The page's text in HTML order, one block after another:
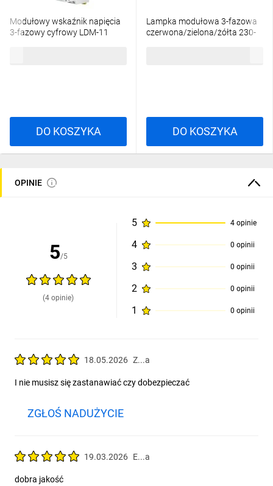
Modułowy wskaźnik napięcia
3-fazowy cyfrowy LDM-11
DO KOSZYKA
Lampka modułowa 3-fazowa
czerwona/zielona/żółta 230-
DO KOSZYKA
OPINIE
5/5
(4 opinie)
5 4 opinie
4 0 opinii
3 0 opinii
2 0 opinii
1 0 opinii
18.05.2026 Z...a
I nie musisz się zastanawiać czy dobezpieczać
ZGŁOŚ NADUŻYCIE
19.03.2026 E...a
dobra jakość